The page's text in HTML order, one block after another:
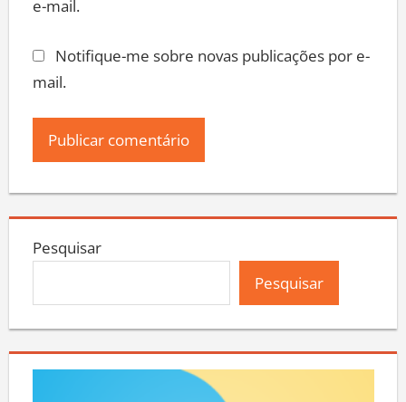
e-mail.
Notifique-me sobre novas publicações por e-
mail.
Pesquisar
Pesquisar